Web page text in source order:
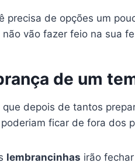
precisa de opções um
não vão fazer feio na sua
de um
que depois de tantos
ficar de fora dos
lembrancinhas irão